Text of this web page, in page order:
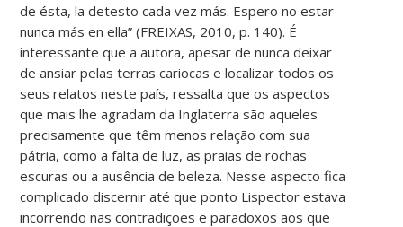
de ésta, la detesto cada vez más. Espero no estar
nunca más en ella” (FREIXAS, 2010, p. 140). É
interessante que a autora, apesar de nunca deixar
de ansiar pelas terras cariocas e localizar todos os
seus relatos neste país, ressalta que os aspectos
que mais lhe agradam da Inglaterra são aqueles
precisamente que têm menos relação com sua
pátria, como a falta de luz, as praias de rochas
escuras ou a ausência de beleza. Nesse aspecto fica
complicado discernir até que ponto Lispector estava
incorrendo nas contradições e paradoxos aos que